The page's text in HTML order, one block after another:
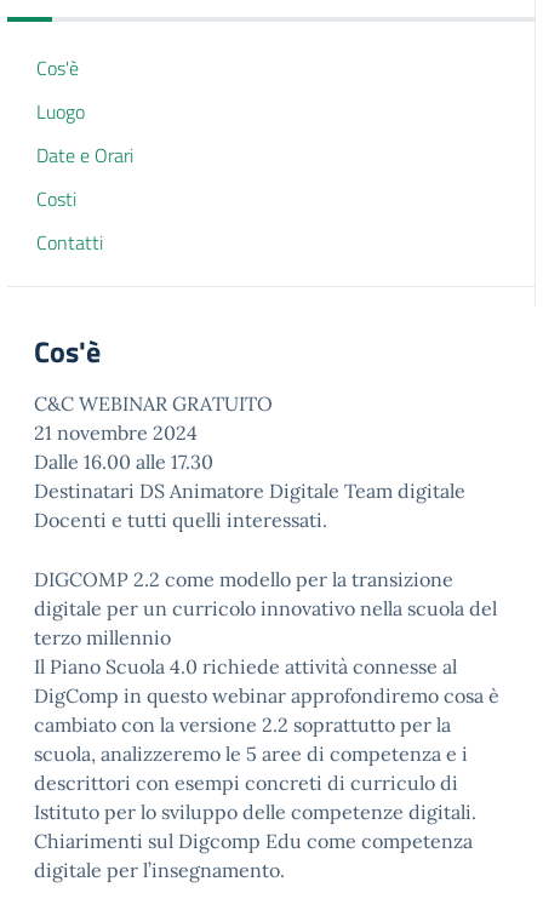
Cos'è
Luogo
Date e Orari
Costi
Contatti
Cos'è
C&C WEBINAR GRATUITO
21 novembre 2024
Dalle 16.00 alle 17.30
Destinatari DS Animatore Digitale Team digitale
Docenti e tutti quelli interessati.
DIGCOMP 2.2 come modello per la transizione
digitale per un curricolo innovativo nella scuola del
terzo millennio
Il Piano Scuola 4.0 richiede attività connesse al
DigComp in questo webinar approfondiremo cosa è
cambiato con la versione 2.2 soprattutto per la
scuola, analizzeremo le 5 aree di competenza e i
descrittori con esempi concreti di curriculo di
Istituto per lo sviluppo delle competenze digitali.
Chiarimenti sul Digcomp Edu come competenza
digitale per l’insegnamento.